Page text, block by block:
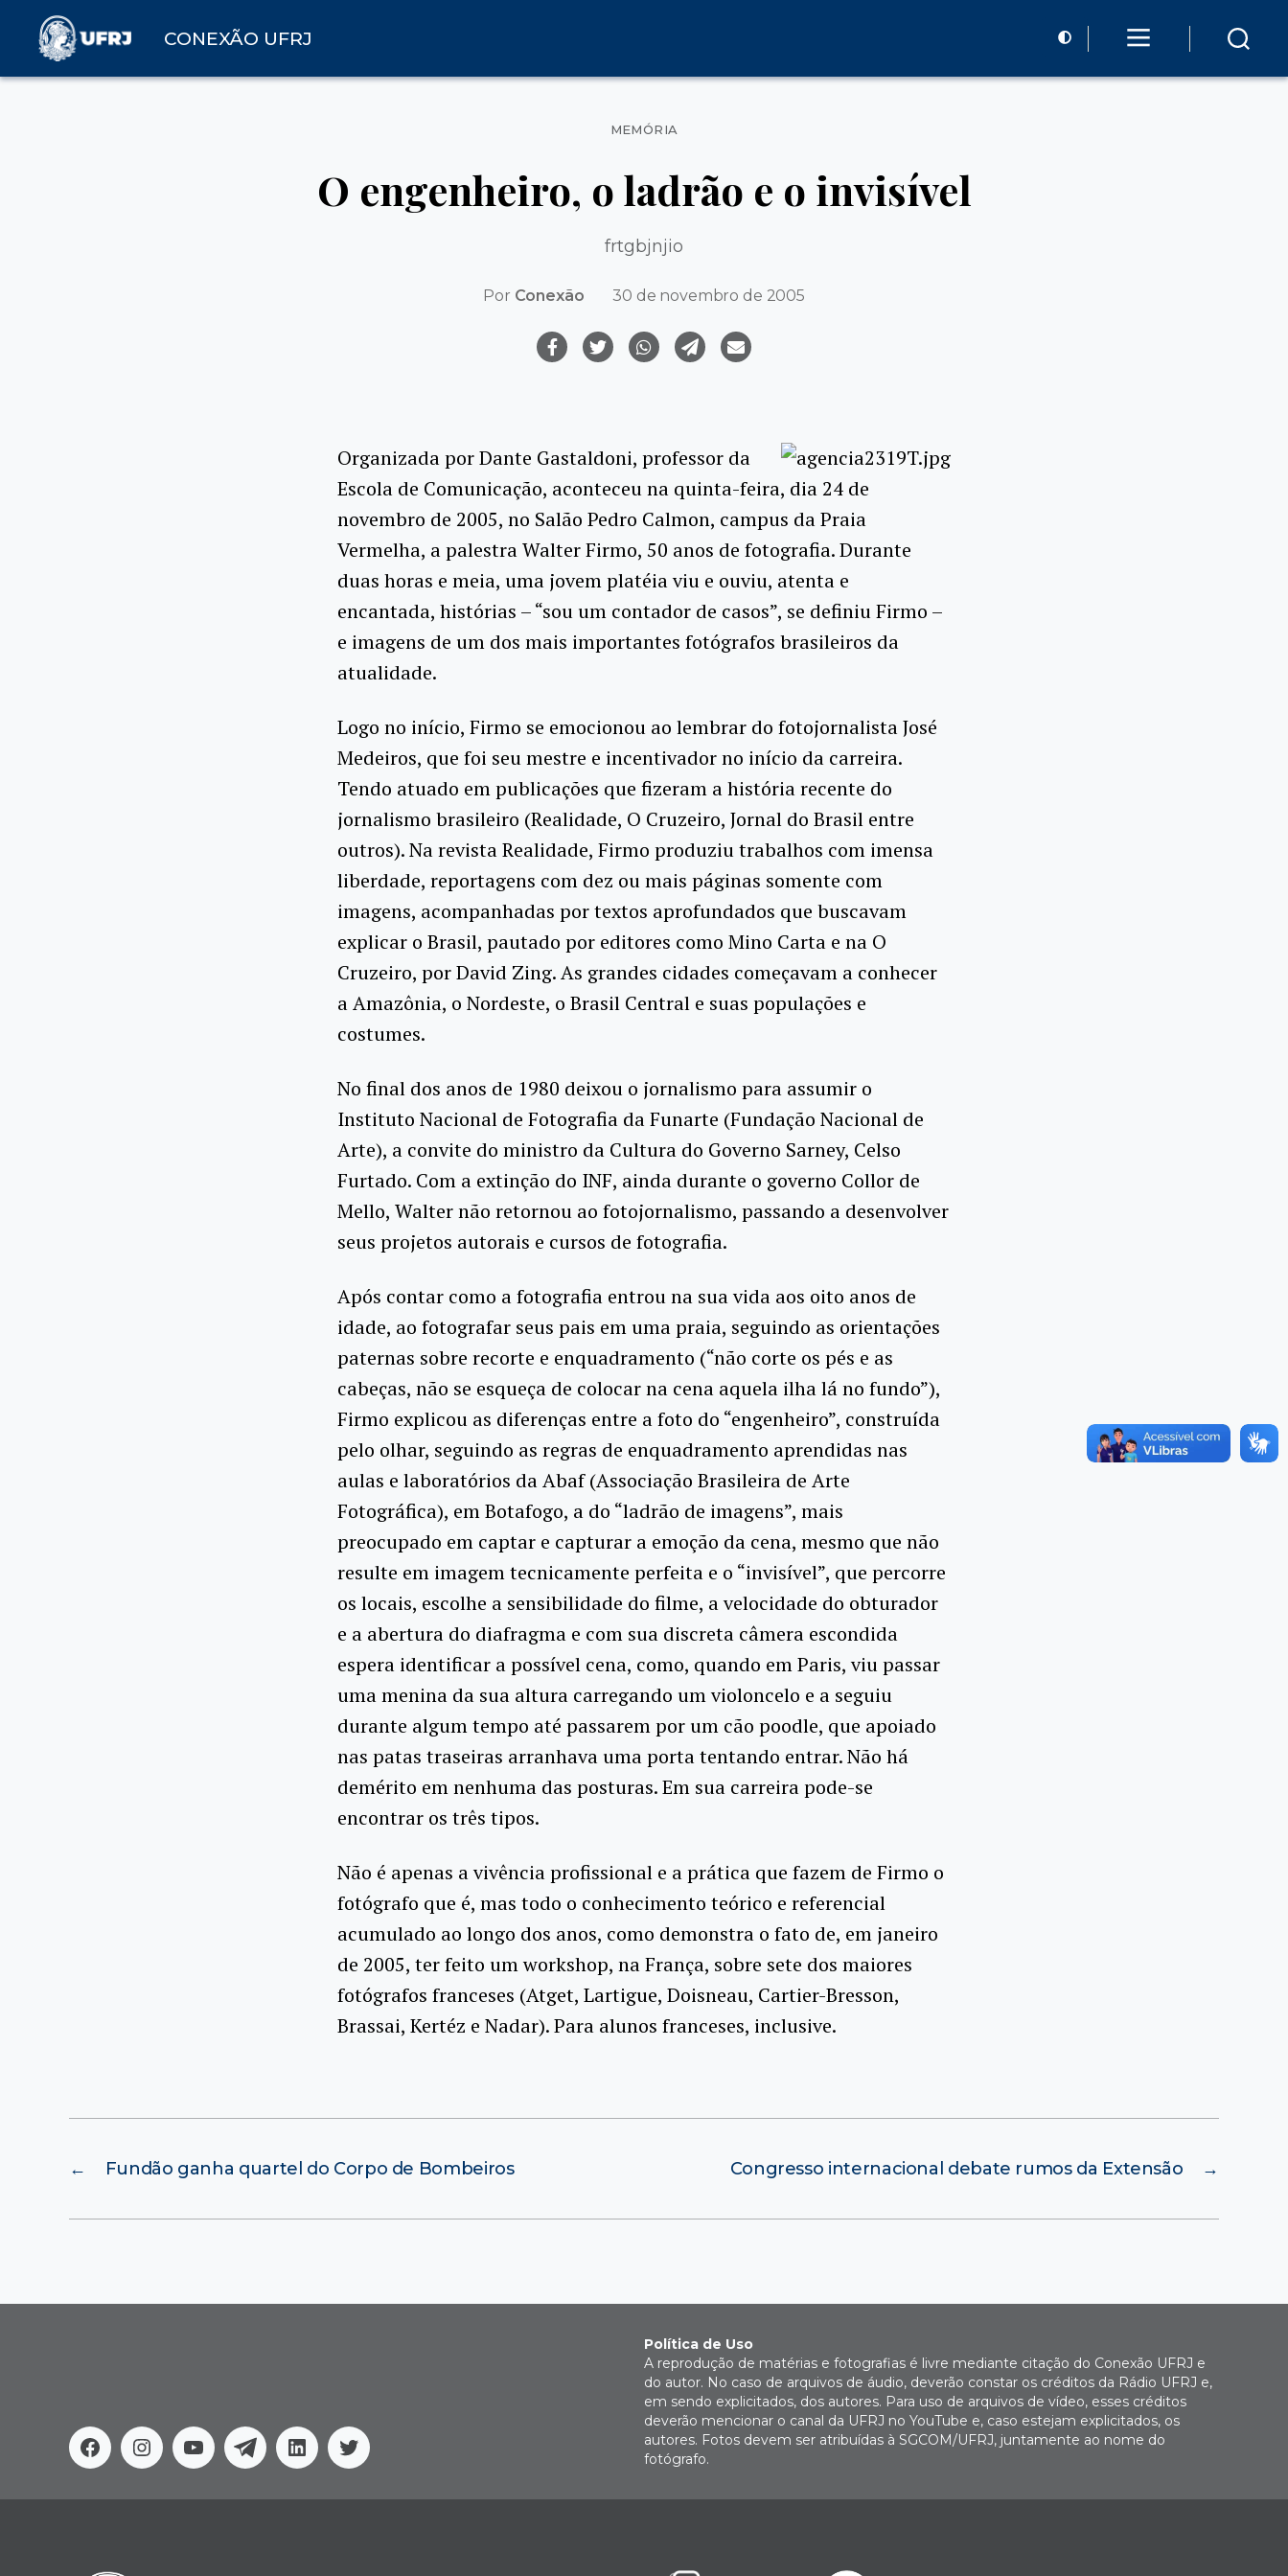
CONEXÃO UFRJ
Categorias
MEMÓRIA
O engenheiro, o ladrão e o invisível
frtgbjnjio
Por Conexão 30 de novembro de 2005
Organizada por Dante Gastaldoni, professor da
Escola de Comunicação, aconteceu na quinta-feira, dia 24 de
novembro de 2005, no Salão Pedro Calmon, campus da Praia
Vermelha, a palestra Walter Firmo, 50 anos de fotografia. Durante
duas horas e meia, uma jovem platéia viu e ouviu, atenta e
encantada, histórias – “sou um contador de casos”, se definiu Firmo –
e imagens de um dos mais importantes fotógrafos brasileiros da
atualidade.
Logo no início, Firmo se emocionou ao lembrar do fotojornalista José
Medeiros, que foi seu mestre e incentivador no início da carreira.
Tendo atuado em publicações que fizeram a história recente do
jornalismo brasileiro (Realidade, O Cruzeiro, Jornal do Brasil entre
outros). Na revista Realidade, Firmo produziu trabalhos com imensa
liberdade, reportagens com dez ou mais páginas somente com
imagens, acompanhadas por textos aprofundados que buscavam
explicar o Brasil, pautado por editores como Mino Carta e na O
Cruzeiro, por David Zing. As grandes cidades começavam a conhecer
a Amazônia, o Nordeste, o Brasil Central e suas populações e
costumes.
No final dos anos de 1980 deixou o jornalismo para assumir o
Instituto Nacional de Fotografia da Funarte (Fundação Nacional de
Arte), a convite do ministro da Cultura do Governo Sarney, Celso
Furtado. Com a extinção do INF, ainda durante o governo Collor de
Mello, Walter não retornou ao fotojornalismo, passando a desenvolver
seus projetos autorais e cursos de fotografia.
Após contar como a fotografia entrou na sua vida aos oito anos de
idade, ao fotografar seus pais em uma praia, seguindo as orientações
paternas sobre recorte e enquadramento (“não corte os pés e as
cabeças, não se esqueça de colocar na cena aquela ilha lá no fundo”),
Firmo explicou as diferenças entre a foto do “engenheiro”, construída
pelo olhar, seguindo as regras de enquadramento aprendidas nas
aulas e laboratórios da Abaf (Associação Brasileira de Arte
Fotográfica), em Botafogo, a do “ladrão de imagens”, mais
preocupado em captar e capturar a emoção da cena, mesmo que não
resulte em imagem tecnicamente perfeita e o “invisível”, que percorre
os locais, escolhe a sensibilidade do filme, a velocidade do obturador
e a abertura do diafragma e com sua discreta câmera escondida
espera identificar a possível cena, como, quando em Paris, viu passar
uma menina da sua altura carregando um violoncelo e a seguiu
durante algum tempo até passarem por um cão poodle, que apoiado
nas patas traseiras arranhava uma porta tentando entrar. Não há
demérito em nenhuma das posturas. Em sua carreira pode-se
encontrar os três tipos.
Não é apenas a vivência profissional e a prática que fazem de Firmo o
fotógrafo que é, mas todo o conhecimento teórico e referencial
acumulado ao longo dos anos, como demonstra o fato de, em janeiro
de 2005, ter feito um workshop, na França, sobre sete dos maiores
fotógrafos franceses (Atget, Lartigue, Doisneau, Cartier-Bresson,
Brassai, Kertéz e Nadar). Para alunos franceses, inclusive.
← Fundão ganha quartel do Corpo de Bombeiros →
Congresso internacional debate rumos da Extensão
FacebookInstagram
YoutubeTelegramLinkedinTwitter
Política de Uso
A reprodução de matérias e fotografias é livre mediante citação do Conexão UFRJ e
do autor. No caso de arquivos de áudio, deverão constar os créditos da Rádio UFRJ e,
em sendo explicitados, dos autores. Para uso de arquivos de vídeo, esses créditos
deverão mencionar o canal da UFRJ no YouTube e, caso estejam explicitados, os
autores. Fotos devem ser atribuídas à SGCOM/UFRJ, juntamente ao nome do
fotógrafo.